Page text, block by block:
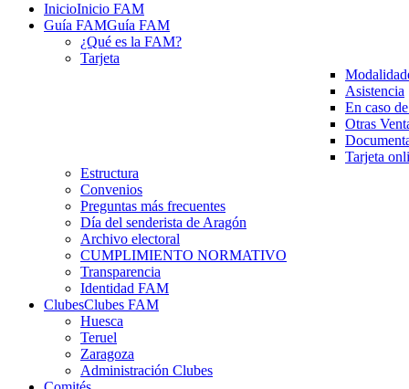
InicioInicio FAM
Guía FAMGuía FAM
¿Qué es la FAM?
Tarjeta
Asistencia
En caso
Otras
Tarjeta
Estructura
Convenios
Preguntas más frecuentes
Día del senderista de Aragón
Archivo electoral
CUMPLIMIENTO NORMATIVO
Transparencia
Identidad FAM
ClubesClubes FAM
Huesca
Teruel
Zaragoza
Administración Clubes